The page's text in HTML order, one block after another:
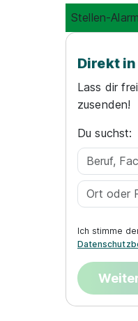
Stellen-Alarm
Direkt
Lass dir
zusenden!
Du suchst:
Ich stimme